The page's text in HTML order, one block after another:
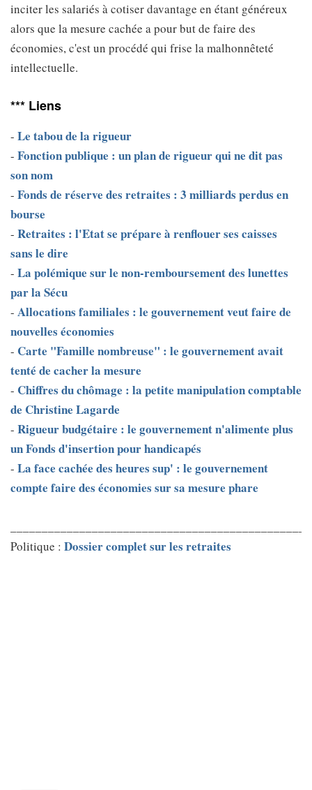
inciter les salariés à cotiser davantage en étant généreux
alors que la mesure cachée a pour but de faire des
économies, c'est un procédé qui frise la malhonnêteté
intellectuelle.
*** Liens
- Le tabou de la rigueur
- Fonction publique : un plan de rigueur qui ne dit pas
son nom
- Fonds de réserve des retraites : 3 milliards perdus en
bourse
- Retraites : l'Etat se prépare à renflouer ses caisses
sans le dire
- La polémique sur le non-remboursement des lunettes
par la Sécu
- Allocations familiales : le gouvernement veut faire de
nouvelles économies
- Carte "Famille nombreuse" : le gouvernement avait
tenté de cacher la mesure
- Chiffres du chômage : la petite manipulation comptable
de Christine Lagarde
- Rigueur budgétaire : le gouvernement n'alimente plus
un Fonds d'insertion pour handicapés
- La face cachée des heures sup' : le gouvernement
compte faire des économies sur sa mesure phare
Politique : Dossier complet sur les retraites